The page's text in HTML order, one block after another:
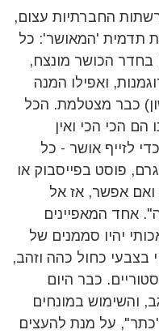
החברתיות עצום,
תדמית 'המאושר': כל
בחדר הכושר מונצח,
ואפילו המנה
כבר מצטלמת. הכל
הם הכי הכי ואין
לזייף אושר - כל
פוסט בפייסבוק או
ואם אפשר, אז אל
". אחד המאפיינים
יהיו סממנים של
בצבעי כחול כהה וזהב,
כבר היום
והשימוש במונחים
על מנת להעצים